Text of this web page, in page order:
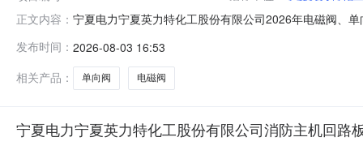
正文内容： 宁夏电力宁夏英力特化工股份有限公司2026年电磁阀、
构负责受理采购异议；采购人采购管理部门负责受理采
发布时间： 2026-08-03 16:53
相关产品：
单向阀 电磁阀
宁夏电力宁夏英力特化工股份有限公司消防主机回路